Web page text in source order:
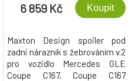
6 859 Kč Koupit
Maxton Design spoiler pod
zadní nárazník s žebrováním v.2
pro vozidlo Mercedes GLE
Coupe C167, Coupe C167